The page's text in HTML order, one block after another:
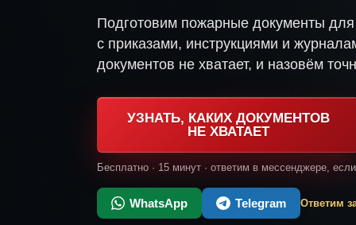
Подготовим пожарные документы
с приказами, инструкциями и
документов не хватает, и назовём
УЗНАТЬ, КАКИХ ДОКУМЕНТОВ
НЕ ХВАТАЕТ
Бесплатно · 15 минут · ответим в мессенджере,
WhatsApp Telegram Ответим